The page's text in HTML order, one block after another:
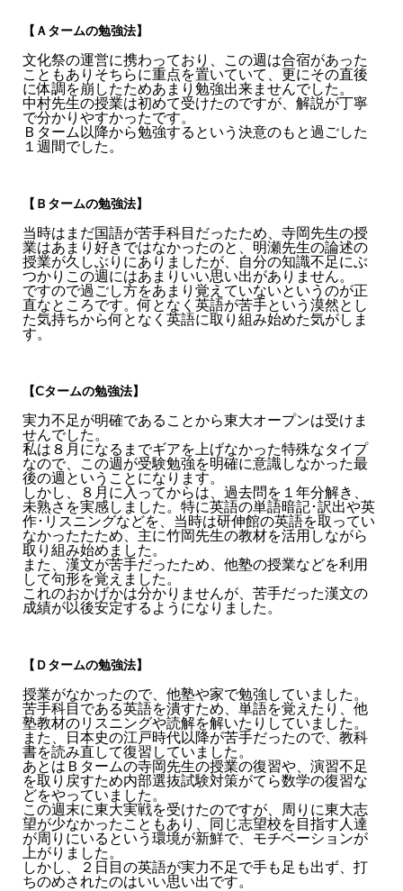
【Ａタームの勉強法】
文化祭の運営に携わっており、この週は合宿があった
こともありそちらに重点を置いていて、更にその直後
に体調を崩したためあまり勉強出来ませんでした。
中村先生の授業は初めて受けたのですが、解説が丁寧
で分かりやすかったです。
Ｂターム以降から勉強するという決意のもと過ごした
１週間でした。
【Ｂタームの勉強法】
当時はまだ国語が苦手科目だったため、寺岡先生の授
業はあまり好きではなかったのと、明瀬先生の論述の
授業が久しぶりにありましたが、自分の知識不足にぶ
つかりこの週にはあまりいい思い出がありません。
ですので過ごし方をあまり覚えていないというのが正
直なところです。何となく英語が苦手という漠然とし
た気持ちから何となく英語に取り組み始めた気がしま
す。
【Ⅽタームの勉強法】
実力不足が明確であることから東大オープンは受けま
せんでした。
私は８月になるまでギアを上げなかった特殊なタイプ
なので、この週が受験勉強を明確に意識しなかった最
後の週ということになります。
しかし、８月に入ってからは、過去問を１年分解き、
未熟さを実感しました。特に英語の単語暗記･訳出や英
作･リスニングなどを、当時は研伸館の英語を取ってい
なかったたため、主に竹岡先生の教材を活用しながら
取り組み始めました。
また、漢文が苦手だったため、他塾の授業などを利用
して句形を覚えました。
これのおかげかは分かりませんが、苦手だった漢文の
成績が以後安定するようになりました。
【Ｄタームの勉強法】
授業がなかったので、他塾や家で勉強していました。
苦手科目である英語を潰すため、単語を覚えたり、他
塾教材のリスニングや読解を解いたりしていました。
また、日本史の江戸時代以降が苦手だったので、教科
書を読み直して復習していました。
あとはＢタームの寺岡先生の授業の復習や、演習不足
を取り戻すため内部選抜試験対策がてら数学の復習な
どをやっていました。
この週末に東大実戦を受けたのですが、周りに東大志
望が少なかったこともあり、同じ志望校を目指す人達
が周りにいるという環境が新鮮で、モチベーションが
上がりました。
しかし、２日目の英語が実力不足で手も足も出ず、打
ちのめされたのはいい思い出です。